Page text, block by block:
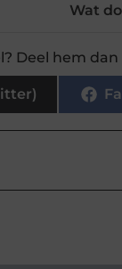
Wat
Deel hem dan